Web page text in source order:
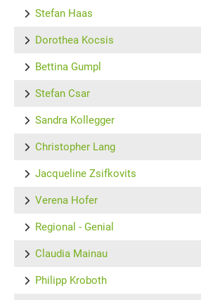
Stefan Haas
Dorothea Kocsis
Bettina Gumpl
Stefan Csar
Sandra Kollegger
Christopher Lang
Jacqueline Zsifkovits
Verena Hofer
Regional - Genial
Claudia Mainau
Philipp Kroboth